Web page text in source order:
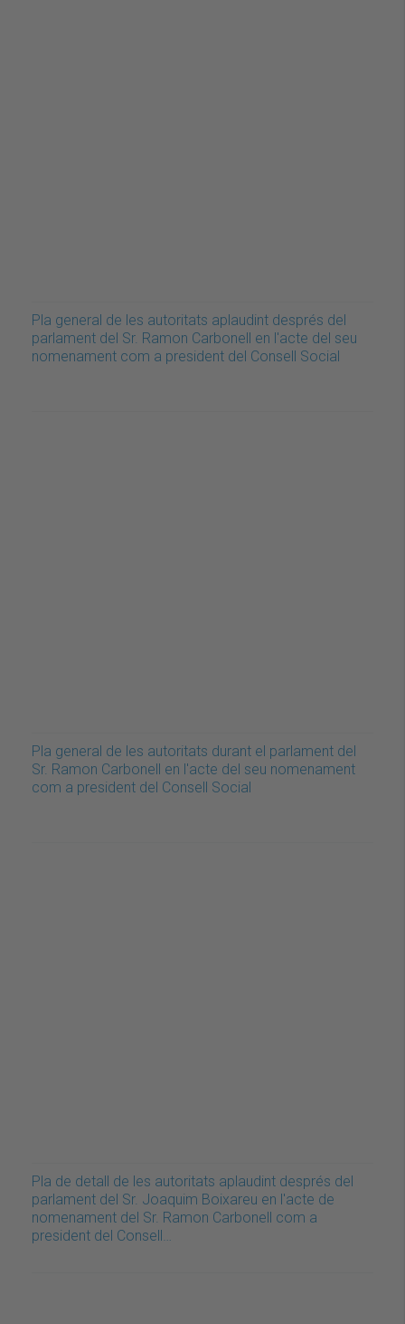
Pla general de les autoritats aplaudint després del
parlament del Sr. Ramon Carbonell en l'acte del seu
nomenament com a president del Consell Social
Pla general de les autoritats durant el parlament del
Sr. Ramon Carbonell en l'acte del seu nomenament
com a president del Consell Social
Pla de detall de les autoritats aplaudint després del
parlament del Sr. Joaquim Boixareu en l'acte de
nomenament del Sr. Ramon Carbonell com a
president del Consell…